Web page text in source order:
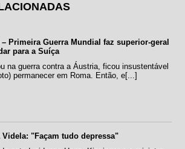
– Primeira Guerra Mundial faz superior-geral
para a Suíça
na guerra contra a Áustria, ficou insustentável
permanecer em Roma. Então, e[...]
"Façam tudo depressa"